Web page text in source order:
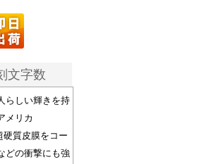
文字数
らしい輝きを持
メリカ
硬質皮膜をコー
どの衝撃にも強